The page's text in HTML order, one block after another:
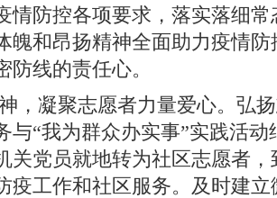
情防控各项要求，落实落细
魄和昂扬精神全面助力疫情
防线的责任心。
，凝聚志愿者力量爱心。弘
与“我为群众办实事”实践活
关党员就地转为社区志愿者
疫工作和社区服务。及时建